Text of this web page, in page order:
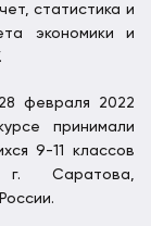
статистика и
экономики и
февраля 2022
принимали
9-11 классов
г. Саратова,